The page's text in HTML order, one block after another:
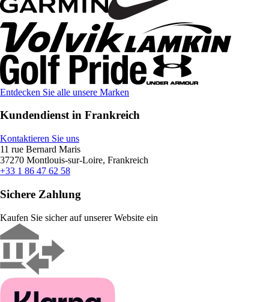
Entdecken Sie alle unsere Marken
Kundendienst in Frankreich
Kontaktieren Sie uns
11 rue Bernard Maris
37270 Montlouis-sur-Loire, Frankreich
+33 1 86 47 62 58
Sichere Zahlung
Kaufen Sie sicher auf unserer Website ein